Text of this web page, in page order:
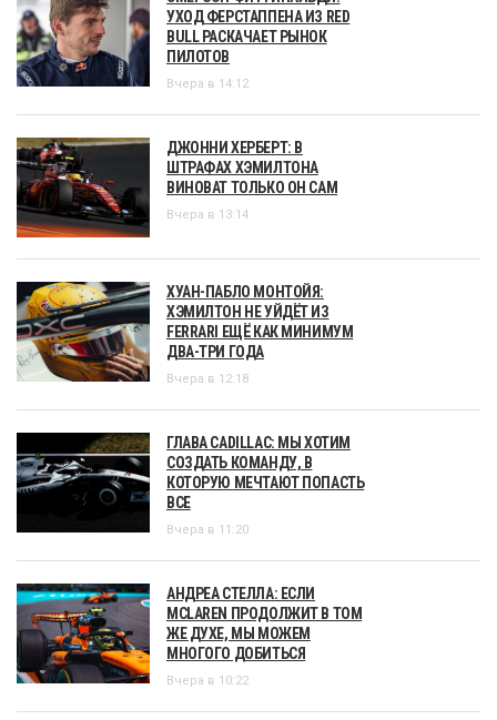
УХОД ФЕРСТАППЕНА ИЗ RED
BULL РАСКАЧАЕТ РЫНОК
ПИЛОТОВ
Вчера в 14:12
ДЖОННИ ХЕРБЕРТ: В
ШТРАФАХ ХЭМИЛТОНА
ВИНОВАТ ТОЛЬКО ОН САМ
Вчера в 13:14
ХУАН-ПАБЛО МОНТОЙЯ:
ХЭМИЛТОН НЕ УЙДЁТ ИЗ
FERRARI ЕЩЁ КАК МИНИМУМ
ДВА-ТРИ ГОДА
Вчера в 12:18
ГЛАВА CADILLAC: МЫ ХОТИМ
СОЗДАТЬ КОМАНДУ, В
КОТОРУЮ МЕЧТАЮТ ПОПАСТЬ
ВСЕ
Вчера в 11:20
АНДРЕА СТЕЛЛА: ЕСЛИ
MCLAREN ПРОДОЛЖИТ В ТОМ
ЖЕ ДУХЕ, МЫ МОЖЕМ
МНОГОГО ДОБИТЬСЯ
Вчера в 10:22